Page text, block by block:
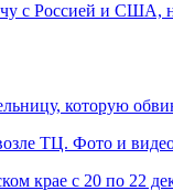
с Россией и США,
которую
ТЦ. Фото и
крае с 20 по 22